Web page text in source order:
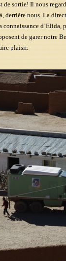
de sortie! Il nous
derrière nous. La
d’Elida,
de garer notre
plaisir.